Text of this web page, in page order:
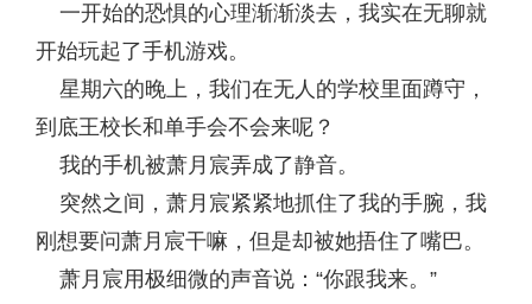
一开始的恐惧的心理渐渐淡去，我实在无聊就
开始玩起了手机游戏。
星期六的晚上，我们在无人的学校里面蹲守，
到底王校长和单手会不会来呢？
我的手机被萧月宸弄成了静音。
突然之间，萧月宸紧紧地抓住了我的手腕，我
刚想要问萧月宸干嘛，但是却被她捂住了嘴巴。
萧月宸用极细微的声音说：“你跟我来。”